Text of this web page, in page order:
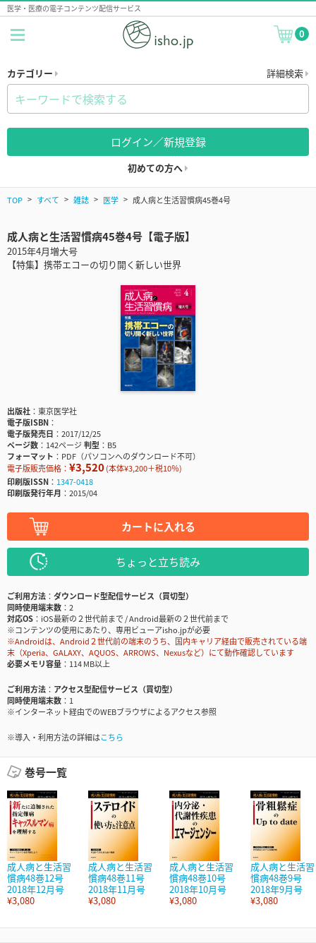
医学・医療の電子コンテンツ配信サービス
0
カテゴリー 詳細検索
ログイン／新規登録
初めての方へ
TOP すべて 雑誌 医学 成人病と生活習慣病45巻4号
成人病と生活習慣病45巻4号【電子版】
2015年4月増大号
【特集】携帯エコーの切り開く新しい世界
出版社
東京医学社
電子版ISBN
電子版発売日
2017/12/25
ページ数
142ページ判型
B5
フォーマット
PDF（パソコンへのダウンロード不可）
電子版販売価格： ¥3,520(本体¥3,200＋税10％)
印刷版ISSN
1347-0418
印刷版発行年月
2015/04
カートに入れる
ちょっと立ち読み
ご利用方法
ダウンロード型配信サービス（買切型）
同時使用端末数
2
対応OS
iOS最新の２世代前まで / Android最新の２世代前まで
※コンテンツの使用にあたり、専用ビューアisho.jpが必要
※Androidは、Android２世代前の端末のうち、国内キャリア経由で販売されている端
末（Xperia、GALAXY、AQUOS、ARROWS、Nexusなど）にて動作確認しています
必要メモリ容量
114 MB以上
ご利用方法
アクセス型配信サービス（買切型）
同時使用端末数
1
※インターネット経由でのWEBブラウザによるアクセス参照
※導入・利用方法の詳細はこちら
巻号一覧
成人病と生活習
慣病48巻12号
2018年12月号
¥3,080
成人病と生活習
慣病48巻11号
2018年11月号
¥3,080
成人病と生活習
慣病48巻10号
2018年10月号
¥3,080
成人病と生活習
慣病48巻9号
2018年9月号
¥3,080